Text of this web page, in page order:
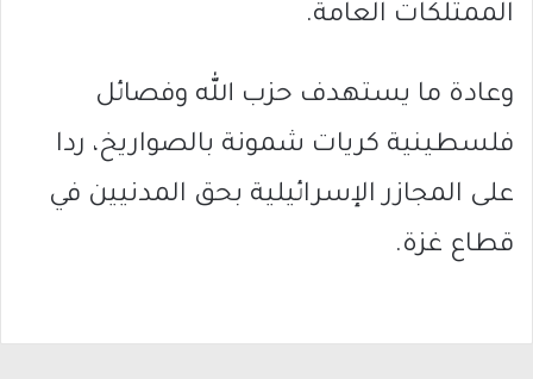
الممتلكات العامة.
وعادة ما يستهدف حزب الله وفصائل
فلسطينية كريات شمونة بالصواريخ، ردا
على المجازر الإسرائيلية بحق المدنيين في
قطاع غزة.